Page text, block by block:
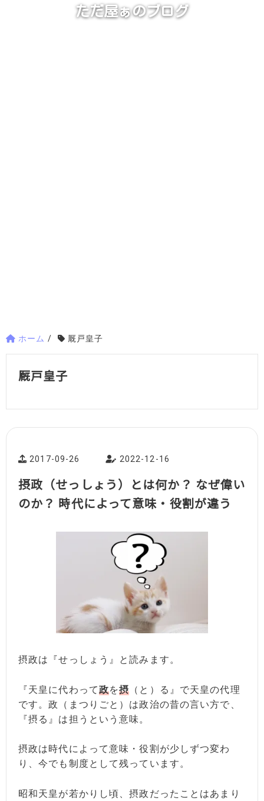
ただ屋ぁのブログ
ホーム / 厩戸皇子
厩戸皇子
2017-09-26 2022-12-16
摂政（せっしょう）とは何か？ なぜ偉い
のか？ 時代によって意味・役割が違う
摂政は『せっしょう』と読みます。
『天皇に代わって政を摂 （と）る』で天皇の代理
です。政（まつりごと）は政治の昔の言い方で、
『摂る』は担うという意味。
摂政は時代によって意味・役割が少しずつ変わ
り、今でも制度として残っています。
昭和天皇が若かりし頃、摂政だったことはあまり